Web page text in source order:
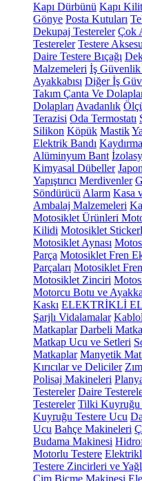
Kapı Dürbünü Kapı
Gönye Posta Kutuları
Dekupaj Testereler Çok
Testereler Testere
Daire Testere Bıçağı
Malzemeleri İş
Ayakkabısı Diğer İş
Takım Çanta Ve
Dolapları Avadanlık
Terazisi Oda Termostatı
Silikon Köpük Mastik
Elektrik Bandı
Alüminyum Bant
Kimyasal Dübeller
Yapıştırıcı Merdivenler
Söndürücü Alarm Kasa
Ambalaj Malzemeleri
Motosiklet Ürünleri
Kilidi Motosiklet
Motosiklet Aynası
Parça Motosiklet Fren
Parçaları Motosiklet
Motosiklet Zinciri
Motorcu Botu ve
Kaskı ELEKTRİKLİ
Şarjlı Vidalamalar
Matkaplar Darbeli
Matkap Ucu ve Setleri
Matkaplar Manyetik
Kırıcılar ve Deliciler
Polisaj Makineleri
Testereler Daire
Testereler Tilki Kuyruğu
Kuyruğu Testere Ucu
Ucu Bahçe Makineleri
Budama Makinesi
Motorlu Testere
Testere Zincirleri ve
Çim Biçme Makinesi